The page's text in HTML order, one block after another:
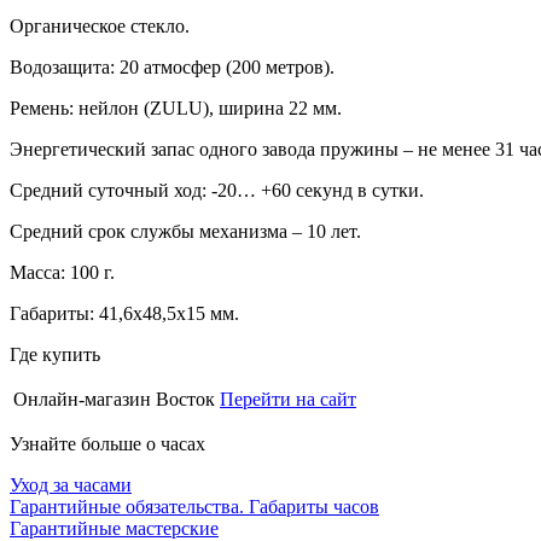
Органическое стекло.
Водозащита: 20 атмосфер (200 метров).
Ремень: нейлон (ZULU), ширина 22 мм.
Энергетический запас одного завода пружины – не менее 31
Средний суточный ход: -20… +60 секунд в сутки.
Средний срок службы механизма – 10 лет.
Масса: 100 г.
Габариты: 41,6х48,5х15 мм.
Где купить
Онлайн-магазин Восток Перейти на сайт
Узнайте больше о часах
Уход за часами
Гарантийные обязательства. Габариты часов
Гарантийные мастерские